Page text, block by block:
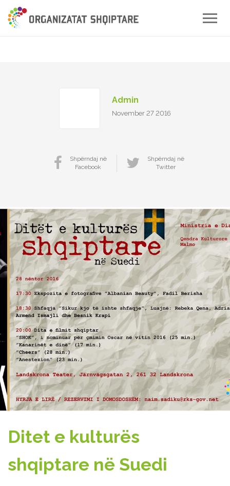
Toggle
Admin
November 27 2016
Shpërndaj në
Facebook
Shpërndaj në
Twitter
Ditet e kulturës
shqiptare në Suedi